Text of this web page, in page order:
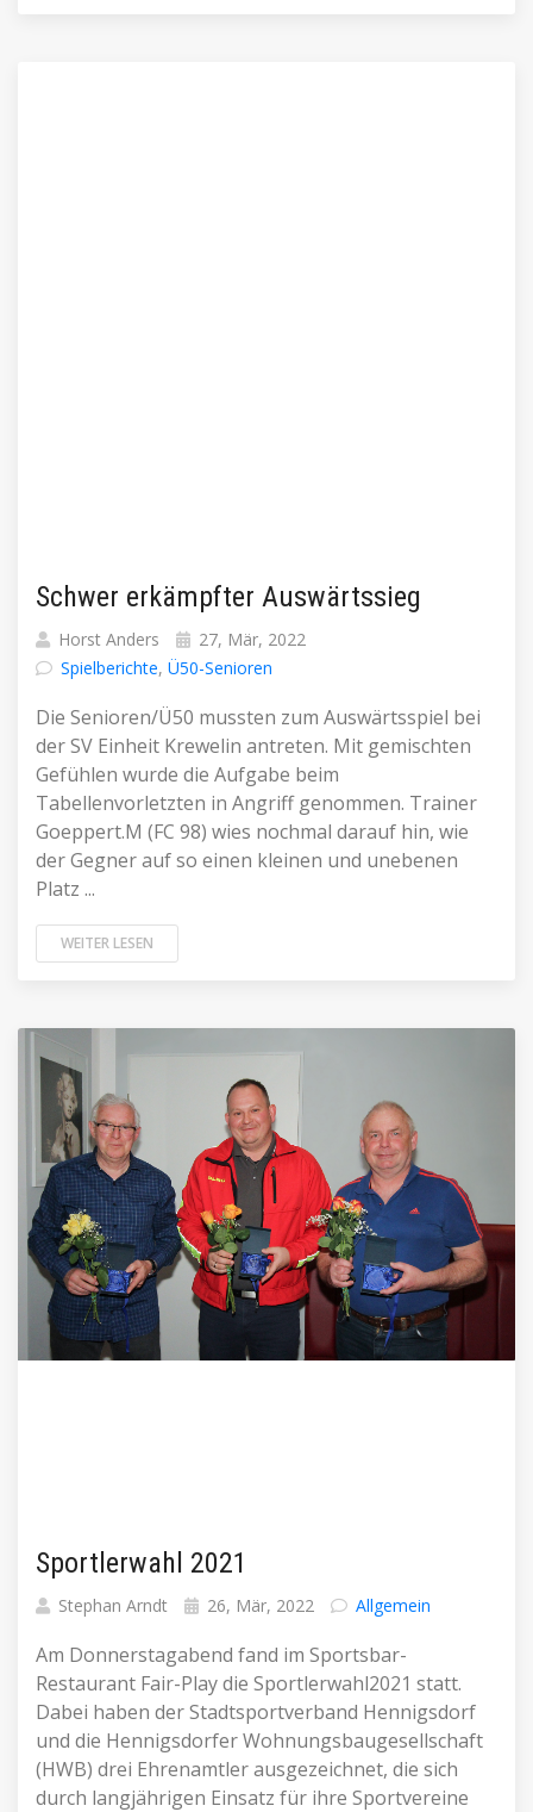
Schwer erkämpfter Auswärtssieg
Horst Anders
27, Mär, 2022
Spielberichte, Ü50-Senioren
Die Senioren/Ü50 mussten zum Auswärtsspiel bei
der SV Einheit Krewelin antreten. Mit gemischten
Gefühlen wurde die Aufgabe beim
Tabellenvorletzten in Angriff genommen. Trainer
Goeppert.M (FC 98) wies nochmal darauf hin, wie
der Gegner auf so einen kleinen und unebenen
Platz ...
WEITER LESEN
Sportlerwahl 2021
Stephan Arndt 26, Mär, 2022 Allgemein
Am Donnerstagabend fand im Sportsbar-
Restaurant Fair-Play die Sportlerwahl2021 statt.
Dabei haben der Stadtsportverband Hennigsdorf
und die Hennigsdorfer Wohnungsbaugesellschaft
(HWB) drei Ehrenamtler ausgezeichnet, die sich
durch langjährigen Einsatz für ihre Sportvereine